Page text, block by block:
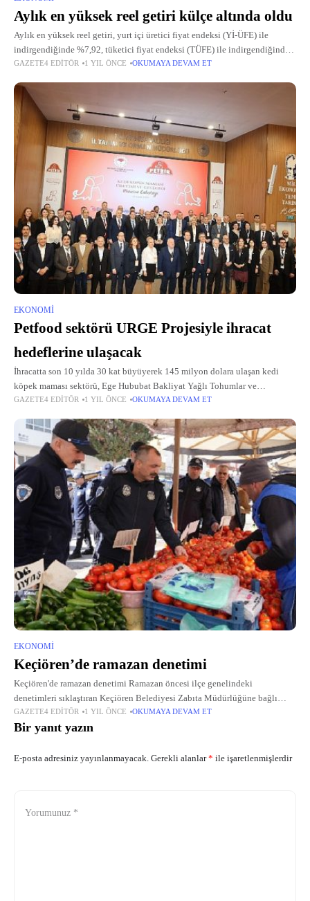
Aylık en yüksek reel getiri külçe altında oldu
Aylık en yüksek reel getiri, yurt içi üretici fiyat endeksi (Yİ-ÜFE) ile
indirgendiğinde %7,92, tüketici fiyat endeksi (TÜFE) ile indirgendiğinde
ise %7,76 oranlarıyla külçe altında gerçekleşti.
GAZETE4 EDITÖR 1 YIL ÖNCE OKUMAYA DEVAM ET
EKONOMI
Petfood sektörü URGE Projesiyle ihracat
hedeflerine ulaşacak
İhracatta son 10 yılda 30 kat büyüyerek 145 milyon dolara ulaşan kedi
köpek maması sektörü, Ege Hububat Bakliyat Yağlı Tohumlar ve
Mamulleri İhracatçıları Birliği bünyesinde URGE Projesinde buluştu.
GAZETE4 EDITÖR 1 YIL ÖNCE OKUMAYA DEVAM ET
EKONOMI
Keçiören’de ramazan denetimi
Keçiören'de ramazan denetimi Ramazan öncesi ilçe genelindeki
denetimleri sıklaştıran Keçiören Belediyesi Zabıta Müdürlüğüne bağlı
ekipler, Ramazan ayında da ilçedeki semt pazarları, fırın ve kasap ile
marketler başta olmak üzere denetimlerine
GAZETE4 EDITÖR 1 YIL ÖNCE OKUMAYA DEVAM ET
Bir yanıt yazın
E-posta adresiniz yayınlanmayacak. Gerekli alanlar* ile işaretlenmişlerdir